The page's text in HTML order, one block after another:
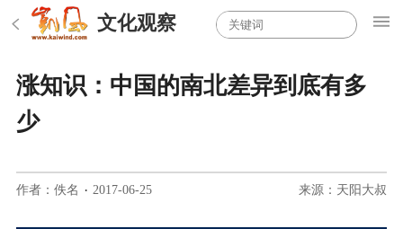
文化观察
涨知识：中国的南北差异到底有多
少
作者：佚名 · 2017-06-25 来源：天阳大叔